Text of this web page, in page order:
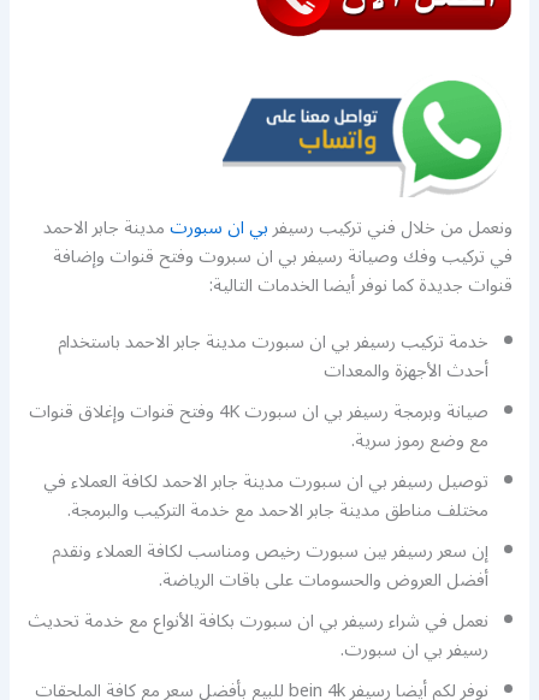
ونعمل من خلال فني تركيب رسيفربي ان سبورتمدينة جابر الاحمد
في تركيب وفك وصيانة رسيفر بي ان سبروت وفتح قنوات وإضافة
قنوات جديدة كما نوفر أيضا الخدمات التالية:
خدمة تركيب رسيفر بي ان سبورت مدينة جابر الاحمد باستخدام
أحدث الأجهزة والمعدات
صيانة وبرمجة رسيفر بي ان سبورت 4K وفتح قنوات وإغلاق قنوات
مع وضع رموز سرية.
توصيل رسيفر بي ان سبورت مدينة جابر الاحمد لكافة العملاء في
مختلف مناطق مدينة جابر الاحمد مع خدمة التركيب والبرمجة.
إن سعر رسيفر بين سبورت رخيص ومناسب لكافة العملاء ونقدم
أفضل العروض والحسومات على باقات الرياضة.
نعمل في شراء رسيفر بي ان سبورت بكافة الأنواع مع خدمة تحديث
رسيفر بي ان سبورت.
نوفر لكم أيضا رسيفر bein 4k للبيع بأفضل سعر مع كافة الملحقات